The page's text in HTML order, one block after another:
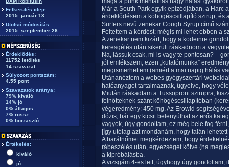
Felkerülés ideje:
2015. január 13.
Utolsó módosítás:
2015. szeptember 26.
Érdeklődés:
11752 letöltés
14 szavazat
Súlyozott pontszám:
4.55 pont
Szavazatok aránya:
79% kiváló
14% jó
0% átlagos
7% rossz
0% borzasztó
Értékelés:
kiváló
jó
Már a South Park egyik epizódjában, a Harc
érdeklődésem a köhögéscsillapító szirup, és
Surfers nevű zenekar Cough Syrup című
Feltettem a kérdést: mégis mi lehet ebben a
A zenekar nem kizárt, hogy a kodeinre
keresgélés után sikerült ráakadnom a
Na, lássuk csak, mi is vagy te pontosan? –
jól emlékszem, ezen „kutatómunka”
megismerhettem (amiért a mai napig hálás
Utánanéztem a webes gyógyszertári
hatóanyagot tartalmaznak, ügyelve, hogy
Miután ráakadtam a Tussopront szirupra,
felnőtteknek szánt köhögéscsillapítóban
végeredmény: 450 mg. Az Erowid
dózis, bár egy kicsit belenyúlhat az erős
vagyok, úgy gondoltam, ez még bele fog
[Így utólag azt mondanám, hogy talán
A barátnőmet megkérdeztem, hogy
rábeszélés után, egyezséget kötve (ha
a kipróbálásba.
A vizsgám 4-es lett, úgyhogy úgy gondoltam,